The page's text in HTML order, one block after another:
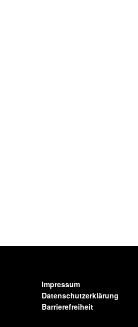
Impressum
Datenschutzerklärung
Barrierefreiheit